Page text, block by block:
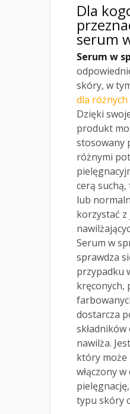
Dla
serum
Serum w
skóry, w
dla różnych
Dzięki
produkt
stosowany
różnymi
cerą suchą,
lub
korzystać z
Serum w
sprawdza
przypadku
kręconych,
dostarcza
składników
nawilża.
który może
włączony
typu skóry